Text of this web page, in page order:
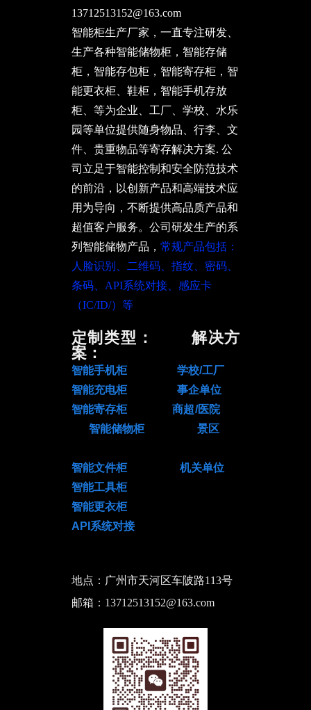
定制类型： 解决方
案：
智能手机柜 学校/工厂
智能充电柜 事企单位
智能寄存柜 商超/医院
智能储物柜 景区
智能文件柜 机关单位
智能工具柜
智能更衣柜
API系统对接
地点：广州市天河区车陂路113号
邮箱：13712513152@163.com
13712513152@163.com
智能柜生产厂家，一直专注研发、
生产各种智能储物柜，智能存储
柜，智能存包柜，智能寄存柜，智
能更衣柜、鞋柜，智能手机存放
柜、等为企业、工厂、学校、水乐
园等单位提供随身物品、行李、文
件、贵重物品等寄存解决方案. 公
司立足于智能控制和安全防范技术
的前沿，以创新产品和高端技术应
用为导向，不断提供高品质产品和
超值客户服务。公司研发生产的系
列智能储物产品， 常规产品包括：
人脸识别、二维码、指纹、密码、
条码、API系统对接、感应卡
（IC/ID/）等